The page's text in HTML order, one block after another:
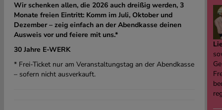
Wir schenken allen, die 2026 auch dreißig werden, 3
Monate freien Eintritt: Komm im Juli, Oktober und
Dezember – zeig einfach an der Abendkasse deinen
Ausweis vor und feiere mit uns.*
30 Jahre E-WERK
* Frei-Ticket nur am Veranstaltungstag an der Abendkasse
– sofern nicht ausverkauft.